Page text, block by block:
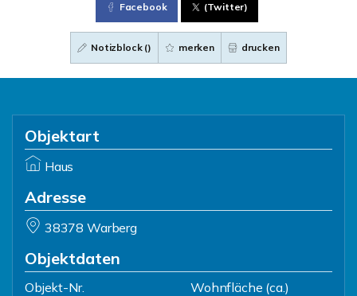
Facebook (Twitter)
Notizblock () merken drucken
Objektart
Haus
Adresse
38378 Warberg
Objektdaten
Objekt-Nr.
Wohnfläche (ca.)